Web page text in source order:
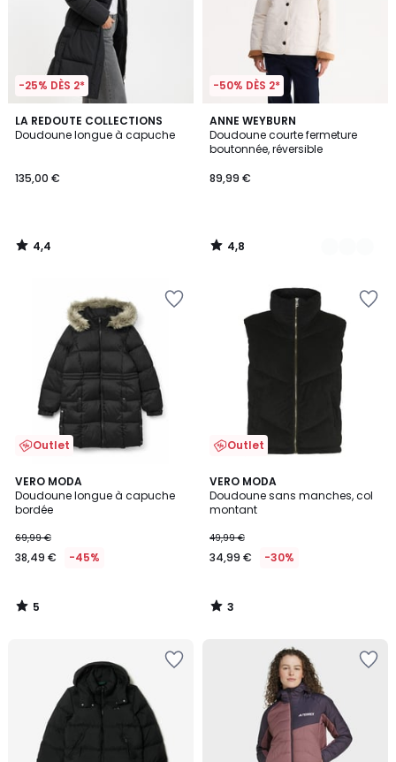
-25% DÈS 2*
LA REDOUTE COLLECTIONS
Doudoune longue à capuche
135,00 €
4,4
/ 5
4,4
/
-50% DÈS 2*
ANNE WEYBURN
Doudoune courte fermeture
boutonnée, réversible
89,99 €
4,8
/ 5
3
Couleurs
4,8
/
Outlet
VERO MODA
Doudoune longue à capuche
bordée
69,99 €
38,49 € -45%
5
/
5
5
/
Outlet
VERO MODA
Doudoune sans manches, col
montant
49,99 €
34,99 € -30%
3
/
5
3
/